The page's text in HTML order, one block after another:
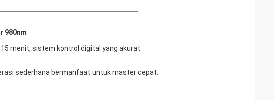
980nm
menit, sistem kontrol digital yang akurat.
sederhana bermanfaat untuk master cepat.